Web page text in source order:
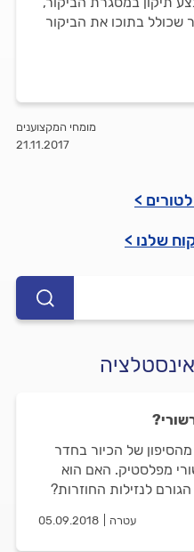
בתוכו את הביקור
מומחי המקצוענים
21.11.2017
>
שלנו >
של הכיור בחדר
מפלסטיק. האם הוא
לנזילות החוזרות?
עטרה 05.09.2018